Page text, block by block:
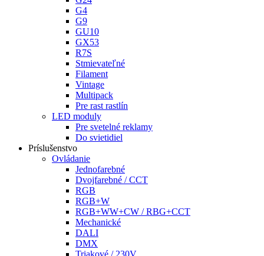
G4
G9
GU10
GX53
R7S
Stmievateľné
Filament
Vintage
Multipack
Pre rast rastlín
LED moduly
Pre svetelné reklamy
Do svietidiel
Príslušenstvo
Ovládanie
Jednofarebné
Dvojfarebné / CCT
RGB
RGB+W
RGB+WW+CW / RBG+CCT
Mechanické
DALI
DMX
Triakové / 230V